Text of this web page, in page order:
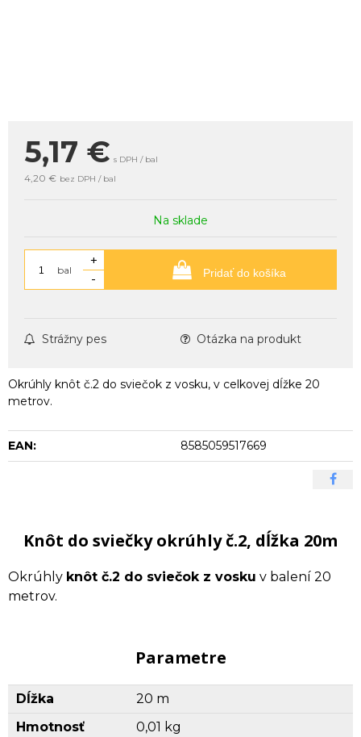
5,17 € s DPH / bal
4,20 € bez DPH / bal
Na sklade
bal
+
-
Pridať do košíka
Strážny pes Otázka na produkt
Okrúhly knôt č.2 do sviečok z vosku, v celkovej dĺžke 20
metrov.
EAN: 8585059517669
Knôt do sviečky okrúhly č.2, dĺžka 20m
Okrúhly knôt č.2 do sviečok z vosku v balení 20
metrov.
Parametre
Dĺžka
20 m
Hmotnosť
0,01 kg